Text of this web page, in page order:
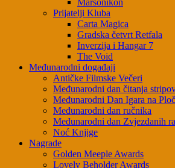
Marsonikon
Prijatelji Kluba
Carta Magica
Gradska četvrt Retfala
Inverzija i Hangar 7
The Void
Međunarodni događaji
Antičke Filmske Večeri
Međunarodni dan čitanja
Međunarodni Dan Igara na
Međunarodni dan ručnika
Međunarodni dan Zvjezdanih
Noć Knjige
Nagrade
Golden Meeple Awards
Lovely Beholder Awards